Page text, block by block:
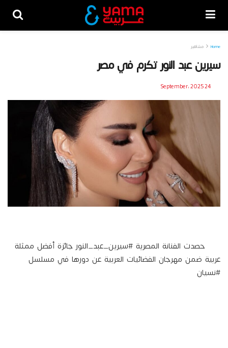
Home مشاهير
سيرين عبد النور تكرم في مصر
24 September، 2025
حصدت الفنانة المصرية #سيرين_عبد_النور جائزة أفضل ممثلة
عربية ضمن مهرجان الفضائيات العربية عن دورها في مسلسل
#نسيان